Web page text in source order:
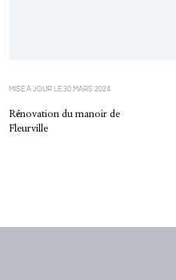
MISE À JOUR LE 30 MARS 2024
Rénovation du manoir de
Fleurville